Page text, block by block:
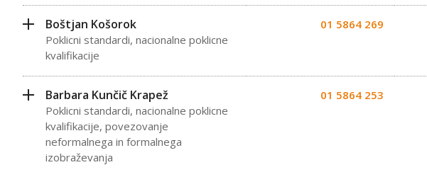
Boštjan Košorok
Poklicni standardi, nacionalne poklicne
kvalifikacije
01 5864 269
Barbara Kunčič Krapež
Poklicni standardi, nacionalne poklicne
kvalifikacije, povezovanje
neformalnega in formalnega
izobraževanja
01 5864 253